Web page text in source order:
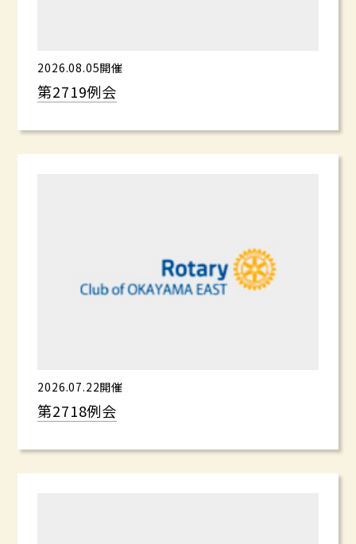
2026.08.05開催
第2719例会
2026.07.22開催
第2718例会